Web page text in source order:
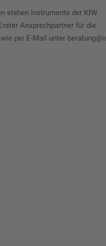
stehen Instrumente der KfW
Ansprechpartner für die
per E-Mail unter